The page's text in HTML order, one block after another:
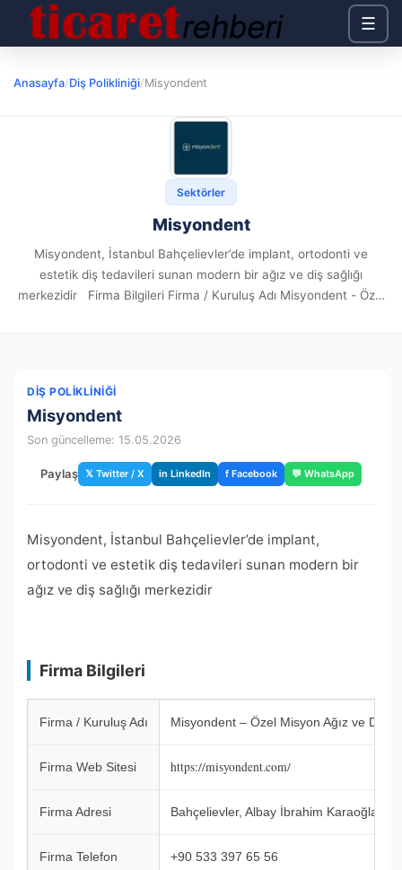
☰
Anasayfa/Diş Polikliniği/Misyondent
Sektörler
Misyondent
Misyondent, İstanbul Bahçelievler’de implant, ortodonti ve
estetik diş tedavileri sunan modern bir ağız ve diş sağlığı
merkezidir Firma Bilgileri Firma / Kuruluş Adı Misyondent - Özel
DIŞ POLIKLINIĞI
Misyondent
Son güncelleme: 15.05.2026
Paylaş 𝕏 Twitter / X in LinkedIn f Facebook 💬 WhatsApp
Misyondent, İstanbul Bahçelievler’de implant,
ortodonti ve estetik diş tedavileri sunan modern bir
ağız ve diş sağlığı merkezidir
Firma Bilgileri
Firma / Kuruluş Adı Misyondent – Özel Misyon Ağız ve Diş
Firma Web Sitesi https://misyondent.com/
Firma Adresi Bahçelievler, Albay İbrahim
Firma Telefon +90 533 397 65 56